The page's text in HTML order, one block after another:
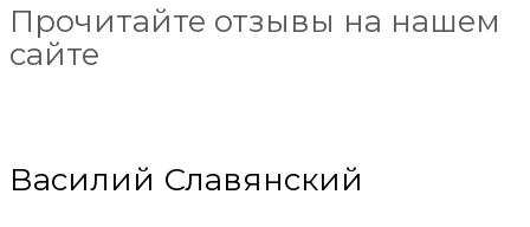
Прочитайте отзывы на нашем
сайте
Василий Славянский